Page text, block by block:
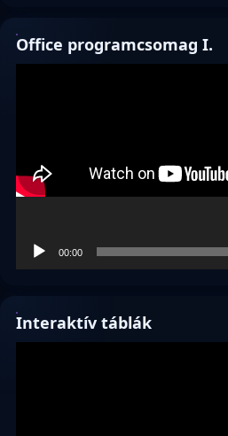
Office programcsomag I.
00:00
Interaktív táblák